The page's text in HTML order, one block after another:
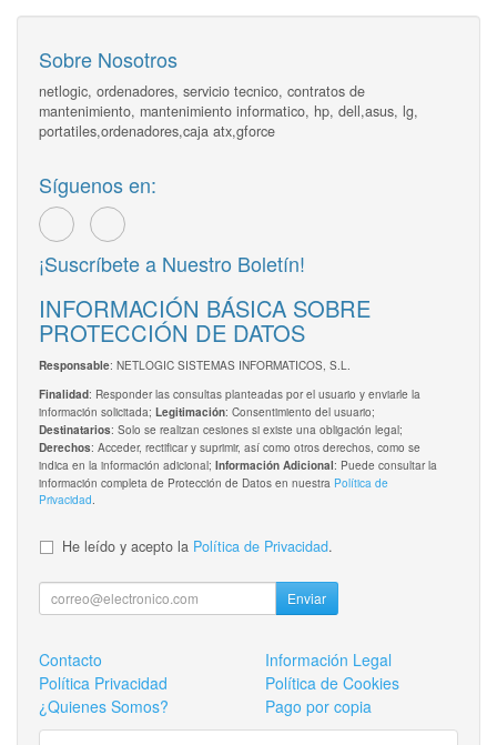
Sobre Nosotros
netlogic, ordenadores, servicio tecnico, contratos de
mantenimiento, mantenimiento informatico, hp, dell,asus, lg,
portatiles,ordenadores,caja atx,gforce
Síguenos en:
¡Suscríbete a Nuestro Boletín!
INFORMACIÓN BÁSICA SOBRE
PROTECCIÓN DE DATOS
Responsable: NETLOGIC SISTEMAS INFORMATICOS, S.L.
Finalidad: Responder las consultas planteadas por el usuario y enviarle la
información solicitada; Legitimación: Consentimiento del usuario;
Destinatarios: Solo se realizan cesiones si existe una obligación legal;
Derechos: Acceder, rectificar y suprimir, así como otros derechos, como se
indica en la información adicional; Información Adicional: Puede consultar la
información completa de Protección de Datos en nuestra Política de
Privacidad
He leído y acepto la Política de Privacidad.
Enviar
Contacto
Información Legal
Política Privacidad
Política de Cookies
¿Quienes Somos?
Pago por copia